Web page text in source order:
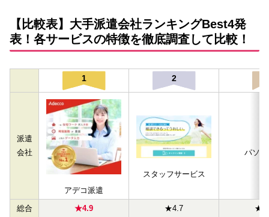
【比較表】大手派遣会社ランキングBest4発
表！各サービスの特徴を徹底調査して比較！
1 2
派遣
会社
アデコ派遣
スタッフサービス
パソ
総合 ★4.9 ★4.7